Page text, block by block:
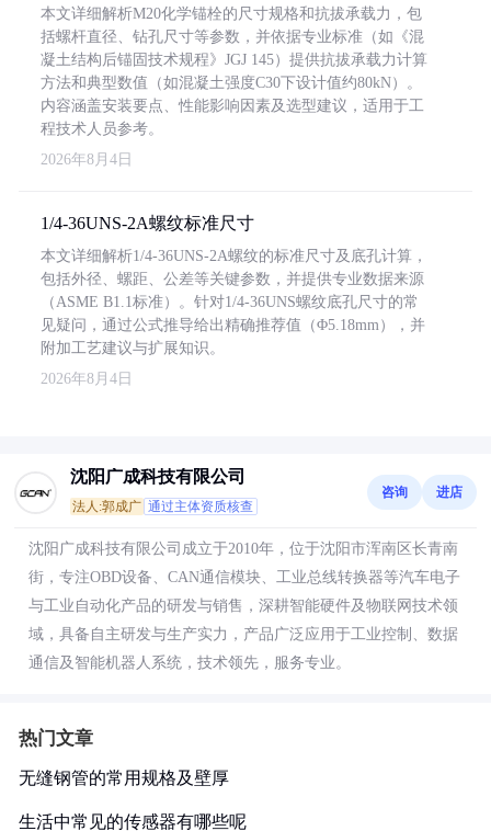
本文详细解析M20化学锚栓的尺寸规格和抗拔承载力，包
括螺杆直径、钻孔尺寸等参数，并依据专业标准（如《混
凝土结构后锚固技术规程》JGJ 145）提供抗拔承载力计算
方法和典型数值（如混凝土强度C30下设计值约80kN）。
内容涵盖安装要点、性能影响因素及选型建议，适用于工
程技术人员参考。
2026年8月4日
1/4-36UNS-2A螺纹标准尺寸
本文详细解析1/4-36UNS-2A螺纹的标准尺寸及底孔计算，
包括外径、螺距、公差等关键参数，并提供专业数据来源
（ASME B1.1标准）。针对1/4-36UNS螺纹底孔尺寸的常
见疑问，通过公式推导给出精确推荐值（Φ5.18mm），并
附加工艺建议与扩展知识。
2026年8月4日
沈阳广成科技有限公司
法人:郭成广 通过主体资质核查
咨询 进店
沈阳广成科技有限公司成立于2010年，位于沈阳市浑南区长青南
街，专注OBD设备、CAN通信模块、工业总线转换器等汽车电子
与工业自动化产品的研发与销售，深耕智能硬件及物联网技术领
域，具备自主研发与生产实力，产品广泛应用于工业控制、数据
通信及智能机器人系统，技术领先，服务专业。
热门文章
无缝钢管的常用规格及壁厚
生活中常见的传感器有哪些呢